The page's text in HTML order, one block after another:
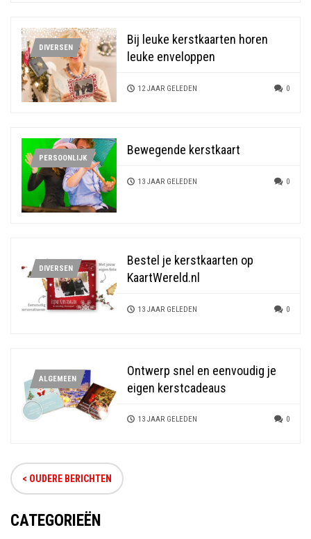
DIVERSEN
Bij leuke kerstkaarten horen
leuke enveloppen
12 JAAR GELEDEN 0
PERSOONLIJK
Bewegende kerstkaart
13 JAAR GELEDEN 0
DIVERSEN
Bestel je kerstkaarten op
KaartWereld.nl
13 JAAR GELEDEN 0
ALGEMEEN
Ontwerp snel en eenvoudig je
eigen kerstcadeaus
13 JAAR GELEDEN 0
< OUDERE BERICHTEN
CATEGORIEËN